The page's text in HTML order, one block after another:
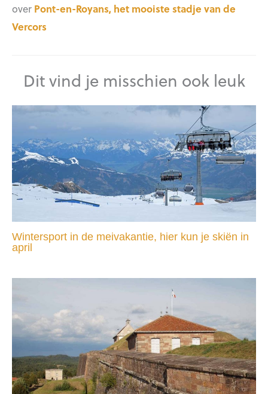
over Pont-en-Royans, het mooiste stadje van de
Vercors
Dit vind je misschien ook leuk
Wintersport in de meivakantie, hier kun je skiën in
april